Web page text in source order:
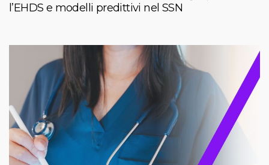
l’EHDS e modelli predittivi nel SSN